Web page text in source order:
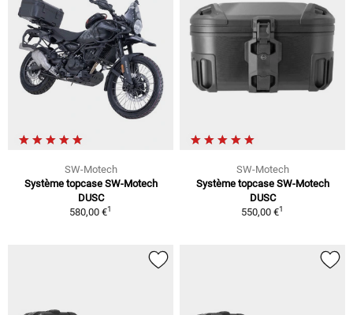
SW-Motech
Système topcase SW-Motech
DUSC
580,00 €1
SW-Motech
Système topcase SW-Motech
DUSC
550,00 €1